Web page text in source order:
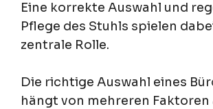
Eine korrekte Auswahl und
Pflege des Stuhls spielen
zentrale Rolle.
Die richtige Auswahl eines
hängt von mehreren Faktoren